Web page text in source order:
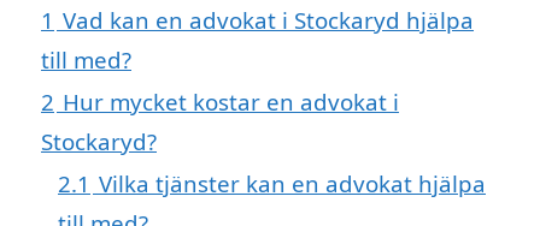
1 Vad kan en advokat i Stockaryd hjälpa
till med?
2 Hur mycket kostar en advokat i
Stockaryd?
2.1 Vilka tjänster kan en advokat hjälpa